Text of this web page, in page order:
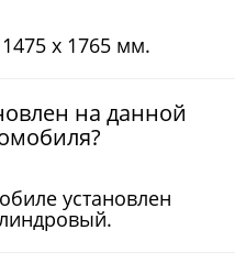
x 1765 мм.
на данной
установлен